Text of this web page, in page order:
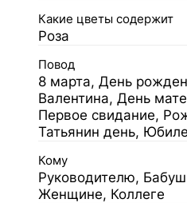
Какие цветы содержит
Роза
Повод
8 марта, День
Валентина, День
Первое свидание,
Татьянин день,
Кому
Руководителю,
Женщине, Коллеге